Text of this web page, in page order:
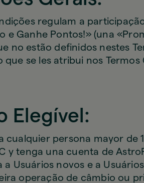
regulam a
e Ganhe Pontos!» (una
no estão definidos nestes
se les atribui nos Termos
Elegível:
cualquier persona mayor de
y tenga una cuenta de
a Usuários novos e a
operação de câmbio ou